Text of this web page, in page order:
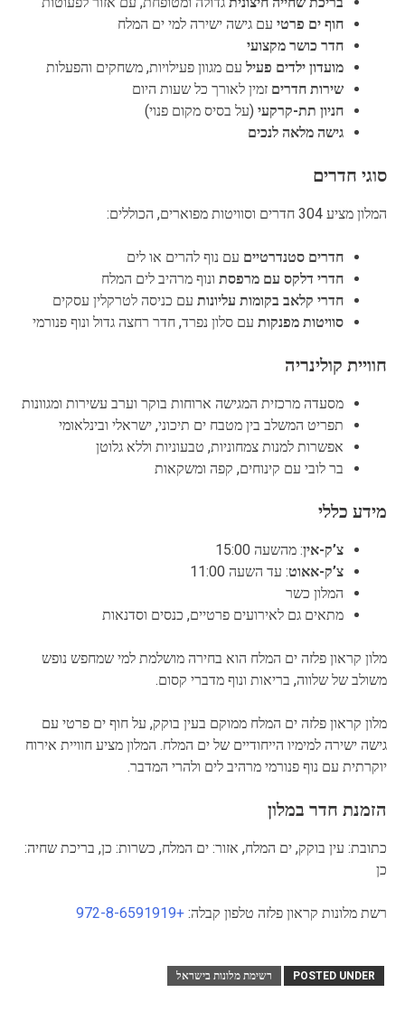
חוף ים פרטי עם גישה ישירה למי ים המלח
חדר כושר מקצועי
מועדון ילדים פעיל עם מגוון פעילויות, משחקים והפעלות
שירות חדרים זמין לאורך כל שעות היום
חניון תת-קרקעי (על בסיס מקום פנוי)
גישה מלאה לנכים
סוגי חדרים
המלון מציע 304 חדרים וסוויטות מפוארים, הכוללים:​
חדרים סטנדרטיים עם נוף להרים או לים
חדרי דלקס עם מרפסת ונוף מרהיב לים המלח
חדרי קלאב בקומות עליונות עם כניסה לטרקלין עסקים
סוויטות מפנקות עם סלון נפרד, חדר רחצה גדול ונוף פנורמי
חוויית קולינריה
מסעדה מרכזית המגישה ארוחות בוקר וערב עשירות ומגוונות
תפריט המשלב בין מטבח ים תיכוני, ישראלי ובינלאומי
אפשרות למנות צמחוניות, טבעוניות וללא גלוטן
בר לובי עם קינוחים, קפה ומשקאות
מידע כללי
צ’ק-אין: מהשעה 15:00
צ’ק-אאוט: עד השעה 11:00
המלון כשר
מתאים גם לאירועים פרטיים, כנסים וסדנאות
מלון קראון פלזה ים המלח הוא בחירה מושלמת למי שמחפש נופש
משולב של שלווה, בריאות ונוף מדברי קסום.
מלון קראון פלזה ים המלח ממוקם בעין בוקק, על חוף ים פרטי עם
גישה ישירה למימיו הייחודיים של ים המלח. המלון מציע חוויית אירוח
יוקרתית עם נוף פנורמי מרהיב לים ולהרי המדבר.​
הזמנת חדר במלון
כתובת: עין בוקק, ים המלח, אזור: ים המלח, כשרות: כן, בריכת שחיה:
כן
רשת מלונות קראון פלזה טלפון קבלה: +972-8-6591919
POSTED UNDER רשימת מלונות בישראל